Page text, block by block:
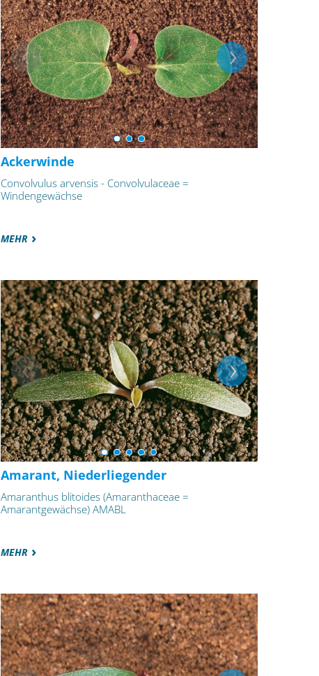
Ackerwinde
Convolvulus arvensis - Convolvulaceae =
Windengewächse
MEHR
Amarant, Niederliegender
Amaranthus blitoides (Amaranthaceae =
Amarantgewächse) AMABL
MEHR